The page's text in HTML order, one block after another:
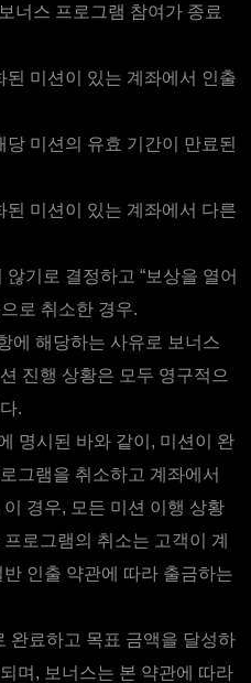
너스 프로그램 참여가 종료
된 미션이 있는 계좌에서 인출
미션의 유효 기간이 만료된
된 미션이 있는 계좌에서 다른
기로 결정하고 “보상을 열어
로 취소한 경우.
에 해당하는 사유로 보너스
진행 상황은 모두 영구적으
.
명시된 바와 같이, 미션이 완
그램을 취소하고 계좌에서
경우, 모든 미션 이행 상황
로그램의 취소는 고객이 계
인출 약관에 따라 출금하는
완료하고 목표 금액을 달성하
며, 보너스는 본 약관에 따라